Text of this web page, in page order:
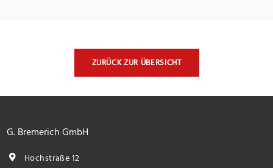
ZURÜCK ZUR ÜBERSICHT
G. Bremerich GmbH
Hochstraße 12